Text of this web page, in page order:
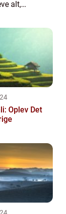
alt,
Oplev Det